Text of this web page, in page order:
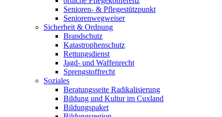
Senioren- & Pflegestützpunkt
Seniorenwegweiser
Sicherheit & Ordnung
Brandschutz
Katastrophenschutz
Rettungsdienst
Jagd- und Waffenrecht
Sprengstoffrecht
Soziales
Beratungsseite Radikalisierung
Bildung und Kultur im Cuxland
Bildungspaket